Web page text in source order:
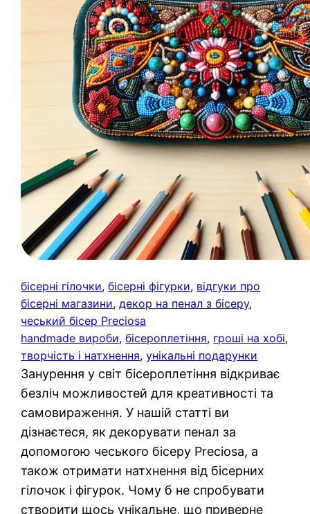
бісерні гілочки, бісерні фігурки, відгуки про
бісерні магазини, декор на пенал з бісеру
чеський бісер Preciosa
handmade вироби, бісероплетіння, гроші на хобі
творчість і натхнення, унікальні подарунки
Занурення у світ бісероплетіння відкриває
безліч можливостей для креативності та
самовираження. У нашій статті ви
дізнаєтеся, як декорувати пенал за
допомогою чеського бісеру Preciosa, а
також отримати натхнення від бісерних
гілочок і фігурок. Чому б не спробувати
створити щось унікальне, що приверне